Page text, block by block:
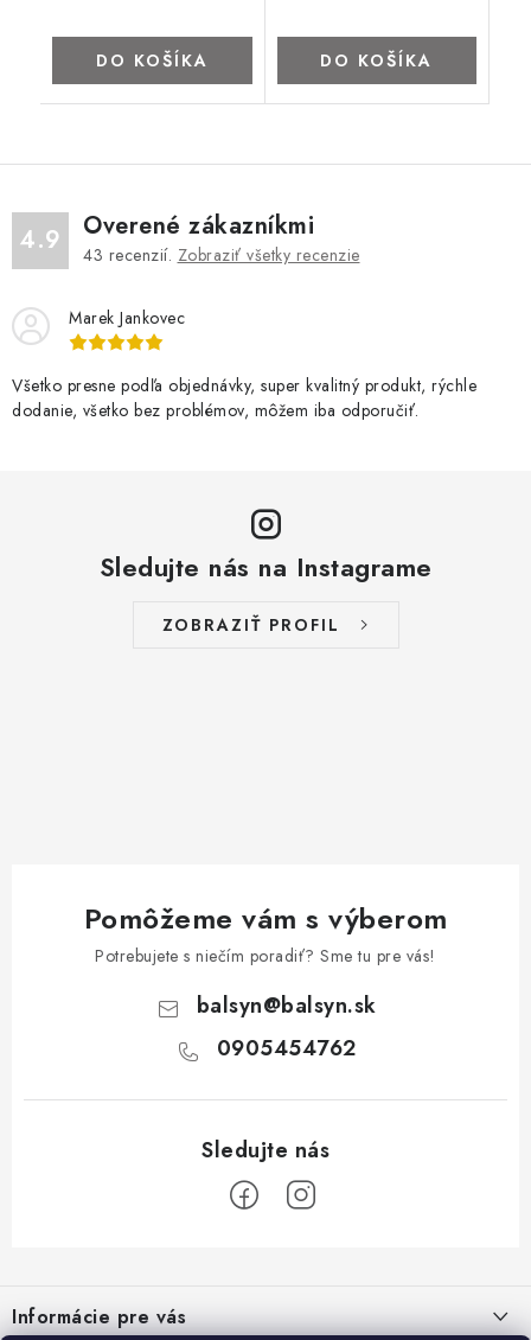
DO KOŠÍKA DO KOŠÍKA
4.9 Overené zákazníkmi
43 recenzií. Zobraziť všetky recenzie
Marek Jankovec
Všetko presne podľa objednávky, super kvalitný produkt, rýchle
dodanie, všetko bez problémov, môžem iba odporučiť.
Sledujte nás na Instagrame
ZOBRAZIŤ PROFIL
Pomôžeme vám s výberom
Potrebujete s niečím poradiť? Sme tu pre vás!
balsyn@balsyn.sk
0905454762
pInformácie pre vás